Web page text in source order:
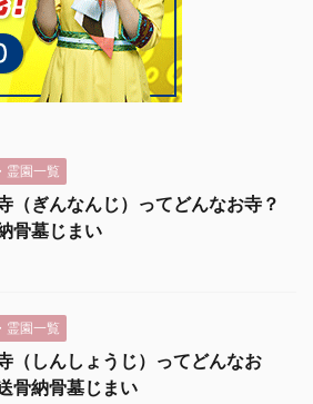
霊園一覧
（ぎんなんじ）ってどんなお寺？
骨墓じまい
霊園一覧
（しんしょうじ）ってどんなお
骨納骨墓じまい